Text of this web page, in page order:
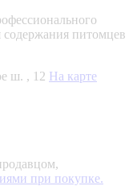
питомцев
ш. , 12 На карте
при покупке.